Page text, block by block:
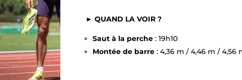
► QUAND LA VOIR ?
Saut à la perche : 19h10
Montée de barre : 4,36 m / 4,46 m / 4,56